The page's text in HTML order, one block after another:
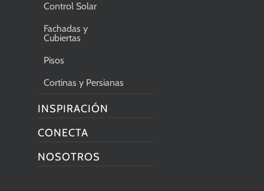
Control Solar
Fachadas y
Cubiertas
Pisos
Cortinas y Persianas
INSPIRACIÓN
CONECTA
NOSOTROS